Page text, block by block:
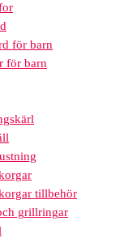
för barn
för barn
tillbehör
grillringar